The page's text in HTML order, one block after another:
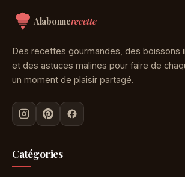
contenu
Alabonnerecette
Des recettes gourmandes, des boissons
et des astuces malines pour faire de
un moment de plaisir partagé.
Catégories